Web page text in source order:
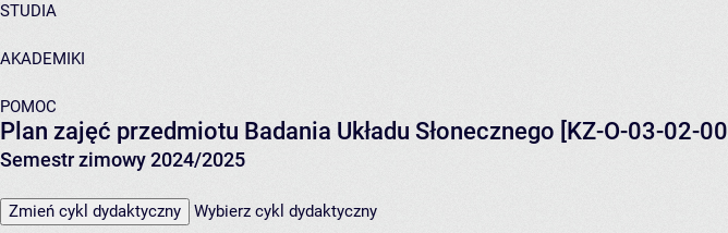
STUDIA
AKADEMIKI
POMOC
Plan zajęć przedmiotu Badania Układu Słonecznego [KZ-O-03-02-
Semestr zimowy 2024/2025
Zmień cykl dydaktyczny Wybierz cykl dydaktyczny